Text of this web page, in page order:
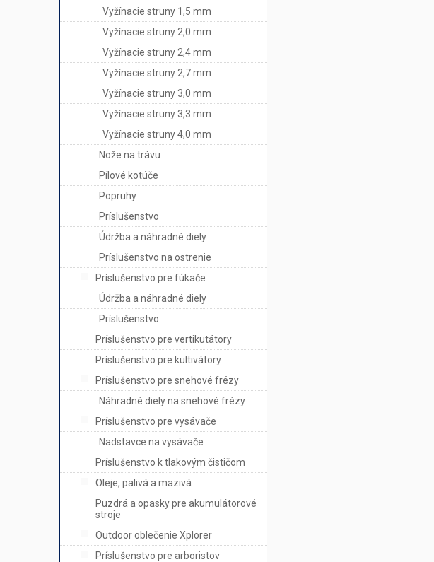
Vyžínacie struny 1,5 mm
Vyžínacie struny 2,0 mm
Vyžínacie struny 2,4 mm
Vyžínacie struny 2,7 mm
Vyžínacie struny 3,0 mm
Vyžínacie struny 3,3 mm
Vyžínacie struny 4,0 mm
Nože na trávu
Pílové kotúče
Popruhy
Príslušenstvo
Údržba a náhradné diely
Príslušenstvo na ostrenie
Príslušenstvo pre fúkače
Údržba a náhradné diely
Príslušenstvo
Príslušenstvo pre vertikutátory
Príslušenstvo pre kultivátory
Príslušenstvo pre snehové frézy
Náhradné diely na snehové frézy
Príslušenstvo pre vysávače
Nadstavce na vysávače
Príslušenstvo k tlakovým čističom
Oleje, palivá a mazivá
Puzdrá a opasky pre akumulátorové
stroje
Outdoor oblečenie Xplorer
Príslušenstvo pre arboristov